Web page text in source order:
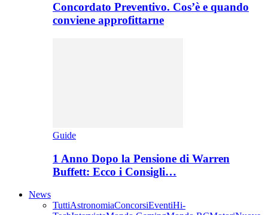
Concordato Preventivo. Cos’è e quando
conviene approfittarne
Guide
1 Anno Dopo la Pensione di Warren
Buffett: Ecco i Consigli…
News
TuttiAstronomiaConcorsiEventiHi-